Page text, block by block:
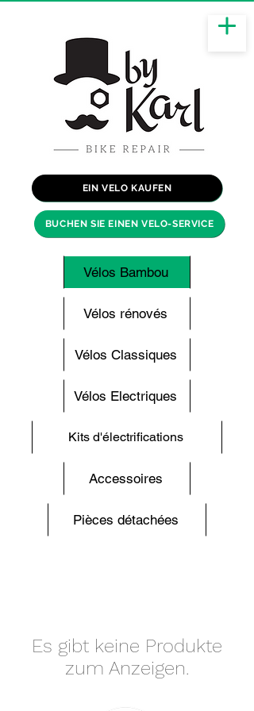
BUCHEN SIE EINEN VELO-SERVICE
EIN VELO KAUFEN
Vélos Bambou
Vélos rénovés
Vélos Classiques
Vélos Electriques
Kits d'électrifications
Accessoires
Pièces détachées
Es gibt keine Produkte
zum Anzeigen.